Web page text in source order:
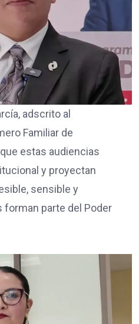
adscrito al
Familiar de
estas audiencias
y proyectan
sensible y
forman parte del Poder